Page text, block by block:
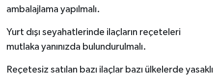
ambalajlama yapılmalı.
Yurt dışı seyahatlerinde ilaçların reçeteleri
mutlaka yanınızda bulundurulmalı.
Reçetesiz satılan bazı ilaçlar bazı ülkelerde yasaklı